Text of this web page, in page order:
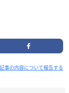
記事の内容について報告する